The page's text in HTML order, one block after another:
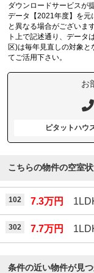
ダウンロードサービスが
データ【2021年度】を元
と異なる場合がございま
ト上で記述通り、データ
区)は毎年見直しの対象
てご活用下さい。
お
ピタットハウ
こちらの物件の空室
102 7.3万円
302 7.7万円
条件の近い物件が見